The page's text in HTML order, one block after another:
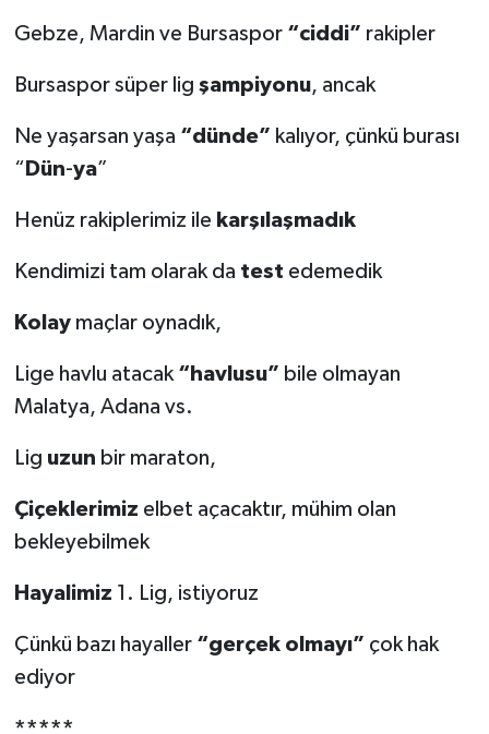
Gebze, Mardin ve Bursaspor “ciddi” rakipler
Bursaspor süper lig şampiyonu, ancak
Ne yaşarsan yaşa “dünde” kalıyor, çünkü burası
“ Dün-ya”
Henüz rakiplerimiz ile karşılaşmadık
Kendimizi tam olarak da test edemedik
Kolaymaçlar oynadık,
Lige havlu atacak “havlusu” bile olmayan
Malatya, Adana vs.
Lig uzun bir maraton,
Çiçeklerimiz elbet açacaktır, mühim olan
bekleyebilmek
Hayalimiz 1. Lig, istiyoruz
Çünkü bazı hayaller “gerçek olmayı” çok hak
ediyor
*****